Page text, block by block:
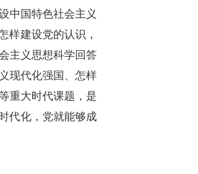
中国特色社会主义
样建设党的认识，
主义思想科学回答
现代化强国、怎样
重大时代课题，是
代化，党就能够成